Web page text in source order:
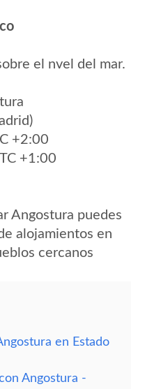
el nvel del mar.
+2:00
+1:00
Angostura puedes
alojamientos en
cercanos
en Estado
Angostura -